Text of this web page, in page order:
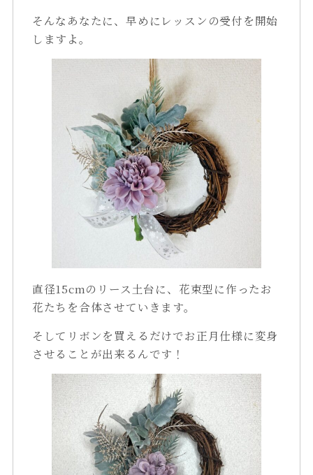
そんなあなたに、早めにレッスンの受付を開始
しますよ。
直径15cmのリース土台に、花束型に作ったお
花たちを合体させていきます。
そしてリボンを買えるだけでお正月仕様に変身
させることが出来るんです！